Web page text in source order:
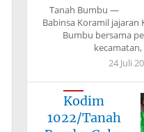
Tanah Bumbu —
Babinsa Koramil jajaran
Bumbu bersama
kecamatan,
24 Juli
Kodim
1022/Tanah